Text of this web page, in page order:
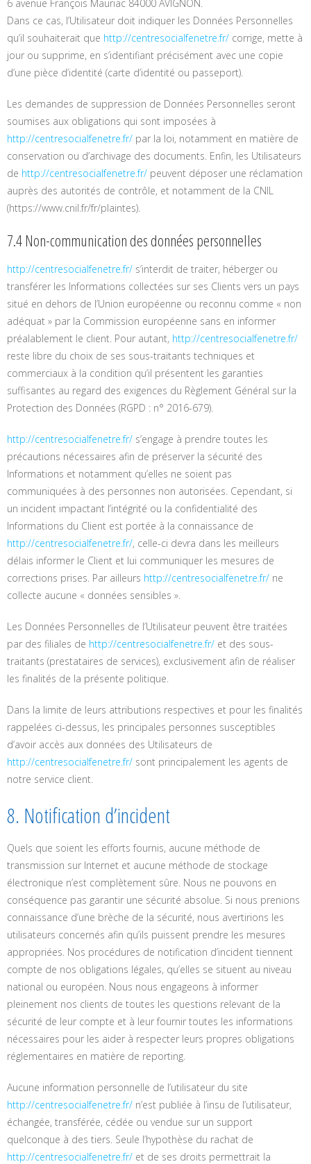
6 avenue François Mauriac 84000 AVIGNON.
Dans ce cas, l’Utilisateur doit indiquer les Données Personnelles
qu’il souhaiterait que http://centresocialfenetre.fr/ corrige, mette à
jour ou supprime, en s’identifiant précisément avec une copie
d’une pièce d’identité (carte d’identité ou passeport).
Les demandes de suppression de Données Personnelles seront
soumises aux obligations qui sont imposées à
http://centresocialfenetre.fr/ par la loi, notamment en matière de
conservation ou d’archivage des documents. Enfin, les Utilisateurs
de http://centresocialfenetre.fr/ peuvent déposer une réclamation
auprès des autorités de contrôle, et notamment de la CNIL
(https://www.cnil.fr/fr/plaintes).
7.4 Non-communication des données personnelles
http://centresocialfenetre.fr/ s’interdit de traiter, héberger ou
transférer les Informations collectées sur ses Clients vers un pays
situé en dehors de l’Union européenne ou reconnu comme « non
adéquat » par la Commission européenne sans en informer
préalablement le client. Pour autant, http://centresocialfenetre.fr/
reste libre du choix de ses sous-traitants techniques et
commerciaux à la condition qu’il présentent les garanties
suffisantes au regard des exigences du Règlement Général sur la
Protection des Données (RGPD : n° 2016-679).
http://centresocialfenetre.fr/ s’engage à prendre toutes les
précautions nécessaires afin de préserver la sécurité des
Informations et notamment qu’elles ne soient pas
communiquées à des personnes non autorisées. Cependant, si
un incident impactant l’intégrité ou la confidentialité des
Informations du Client est portée à la connaissance de
http://centresocialfenetre.fr/, celle-ci devra dans les meilleurs
délais informer le Client et lui communiquer les mesures de
corrections prises. Par ailleurs http://centresocialfenetre.fr/ ne
collecte aucune « données sensibles ».
Les Données Personnelles de l’Utilisateur peuvent être traitées
par des filiales de http://centresocialfenetre.fr/ et des sous-
traitants (prestataires de services), exclusivement afin de réaliser
les finalités de la présente politique.
Dans la limite de leurs attributions respectives et pour les finalités
rappelées ci-dessus, les principales personnes susceptibles
d’avoir accès aux données des Utilisateurs de
http://centresocialfenetre.fr/ sont principalement les agents de
notre service client.
8. Notification d’incident
Quels que soient les efforts fournis, aucune méthode de
transmission sur Internet et aucune méthode de stockage
électronique n’est complètement sûre. Nous ne pouvons en
conséquence pas garantir une sécurité absolue. Si nous prenions
connaissance d’une brèche de la sécurité, nous avertirions les
utilisateurs concernés afin qu’ils puissent prendre les mesures
appropriées. Nos procédures de notification d’incident tiennent
compte de nos obligations légales, qu’elles se situent au niveau
national ou européen. Nous nous engageons à informer
pleinement nos clients de toutes les questions relevant de la
sécurité de leur compte et à leur fournir toutes les informations
nécessaires pour les aider à respecter leurs propres obligations
réglementaires en matière de reporting.
Aucune information personnelle de l’utilisateur du site
http://centresocialfenetre.fr/ n’est publiée à l’insu de l’utilisateur,
échangée, transférée, cédée ou vendue sur un support
quelconque à des tiers. Seule l’hypothèse du rachat de
http://centresocialfenetre.fr/ et de ses droits permettrait la